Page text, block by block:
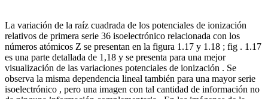
La variación de la raíz cuadrada de los potenciales de ionización
relativos de primera serie 36 isoelectrónico relacionada con los
números atómicos Z se presentan en la figura 1.17 y 1.18 ; fig . 1.17
es una parte detallada de 1,18 y se presenta para una mejor
visualización de las variaciones potenciales de ionización . Se
observa la misma dependencia lineal también para una mayor serie
isoelectrónico , pero una imagen con tal cantidad de información no